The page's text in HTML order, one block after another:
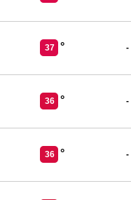
37 ° -
36 ° -
36 ° -